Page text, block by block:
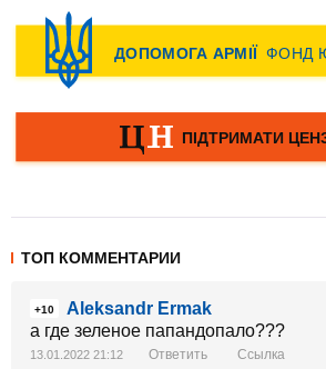
ТОП КОММЕНТАРИИ
+10
Aleksandr Ermak
а где зеленое папандопало???
13.01.2022 21:12 Ответить Ссылка